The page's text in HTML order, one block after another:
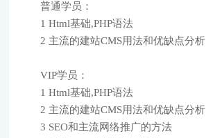
普通学员：
1 Html基础,PHP语法
2 主流的建站CMS用法和优缺点分析
VIP学员：
1 Html基础,PHP语法
2 主流的建站CMS用法和优缺点分析
3 SEO和主流网络推广的方法